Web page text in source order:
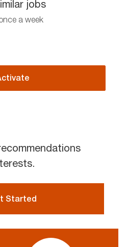
jobs
a week
Started
profile